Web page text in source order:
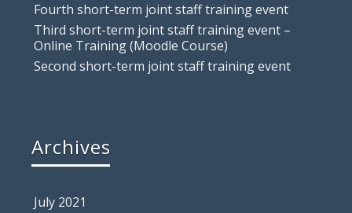
Fourth short-term joint staff training event
Third short-term joint staff training event –
Online Training (Moodle Course)
Second short-term joint staff training event
Archives
July 2021